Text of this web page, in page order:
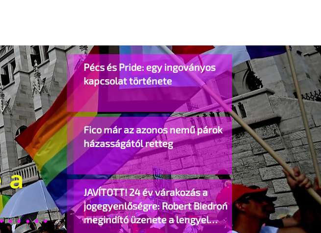
a
Pécs és Pride: egy ingoványos
kapcsolat története
Fico már az azonos nemű párok
házasságától retteg
JAVÍTOTT! 24 év várakozás a
jogegyenlőségre: Robert Biedroń
megindító üzenete a lengyel